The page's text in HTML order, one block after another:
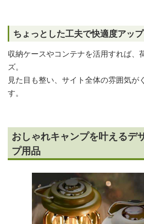
ちょっとした工夫で快適度アップ
収納ケースやコンテナを活用すれば、
ズ。
見た目も整い、サイト全体の雰囲気が
す。
おしゃれキャンプを叶えるデ
プ用品